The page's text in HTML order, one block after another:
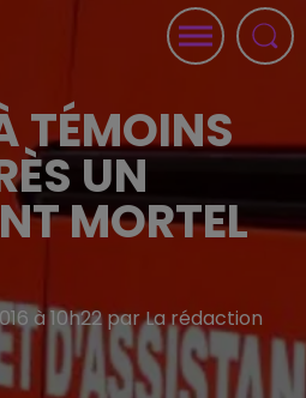
TÉMOINS
UN
MORTEL
à 10h22 par La rédaction